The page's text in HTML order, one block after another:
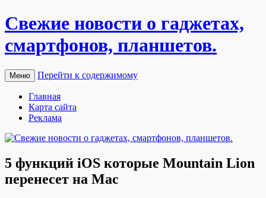
Свежие новости о гаджетах,
смартфонов, планшетов.
Меню Перейти к содержимому
Главная
Карта сайта
Реклама
5 функций iOS которые Mountain Lion
перенесет на Mac